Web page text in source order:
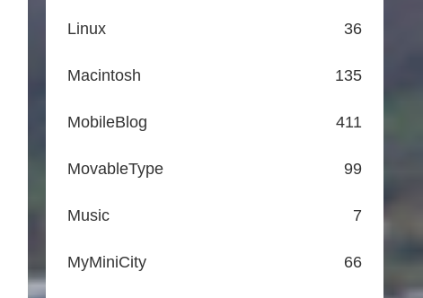
Linux 36
Macintosh 135
MobileBlog 411
MovableType 99
Music 7
MyMiniCity 66